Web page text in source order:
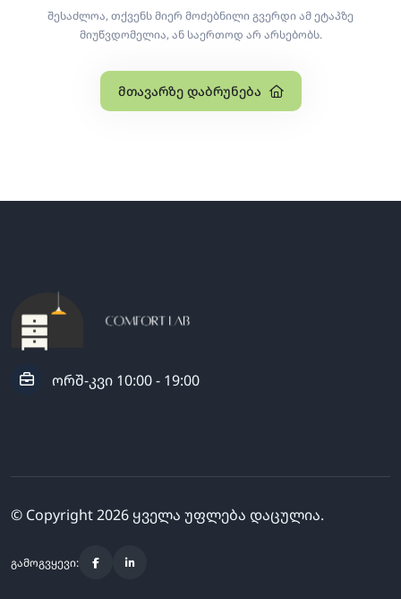
შესაძლოა, თქვენს მიერ მოძებნილი გვერდი ამ ეტაპზე
მიუწვდომელია, ან საერთოდ არ არსებობს.
Მთავარზე Დაბრუნება
ორშ-კვი 10:00 - 19:00
© Copyright2026 ყველა უფლება დაცულია.
გამოგვყევი: